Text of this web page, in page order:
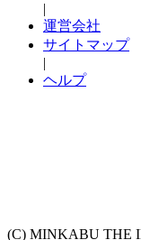
|
運営会社
サイトマップ
|
ヘルプ
(C) MINKABU THE